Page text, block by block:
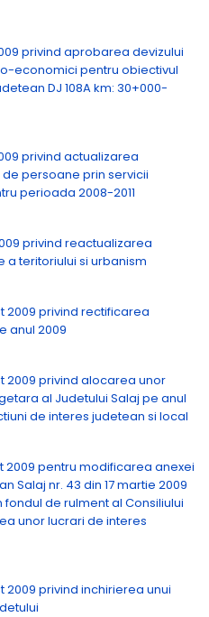
privind aprobarea devizului
economici pentru obiectivul
DJ 108A km: 30+000-
privind actualizarea
persoane prin servicii
perioada 2008-2011
privind reactualizarea
teritoriului si urbanism
2009 privind rectificarea
anul 2009
2009 privind alocarea unor
al Judetului Salaj pe anul
de interes judetean si local
2009 pentru modificarea anexei
Salaj nr. 43 din 17 martie 2009
de rulment al Consiliului
unor lucrari de interes
2009 privind inchirierea unui